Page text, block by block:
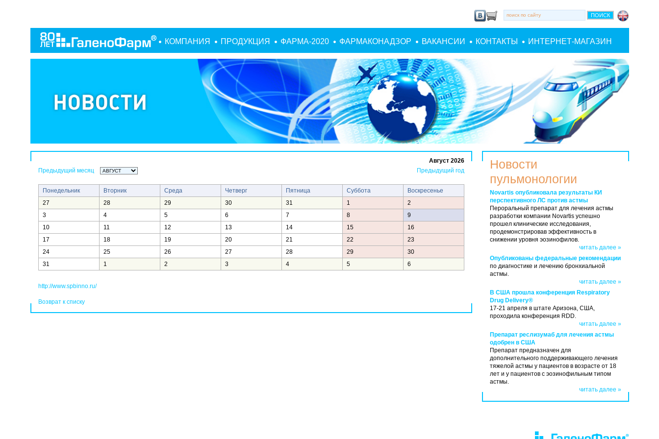
КОМПАНИЯ ПРОДУКЦИЯ ФАРМА-2020 ФАРМАКОНАДЗОР ВАКАНСИИ КОНТАКТЫ ИНТЕРНЕТ-МАГАЗИН
Август 2026
Предыдущий месяц
Предыдущий год
Понедельник Вторник Среда Четверг Пятница Суббота
Воскресенье
27
28 29 30 31 1
2
3
4 5 6 7 8
9
10
11 12 13 14 15
16
17
18 19 20 21 22
23
24
25 26 27 28 29
30
31
1 2 3 4 5 6
http://www.spbinno.ru/
Возврат к списку
Новости
пульмонологии
Novartis опубликовала результаты КИ
перспективного ЛС против астмы
Пероральный препарат для лечения астмы
разработки компании Novartis успешно
прошел клинические исследования,
продемонстрировав эффективность в
снижении уровня эозинофилов.
читать далее »
Опубликованы федеральные рекомендации
по диагностике и лечению бронхиальной
астмы.
читать далее »
В США прошла конференция Respiratory
Drug Delivery®
17-21 апреля в штате Аризона, США,
проходила конференция RDD.
читать далее »
Препарат реслизумаб для лечения астмы
одобрен в США
Препарат предназначен для
дополнительного поддерживающего лечения
тяжелой астмы у пациентов в возрасте от 18
лет и у пациентов с эозинофильным типом
астмы.
читать далее »